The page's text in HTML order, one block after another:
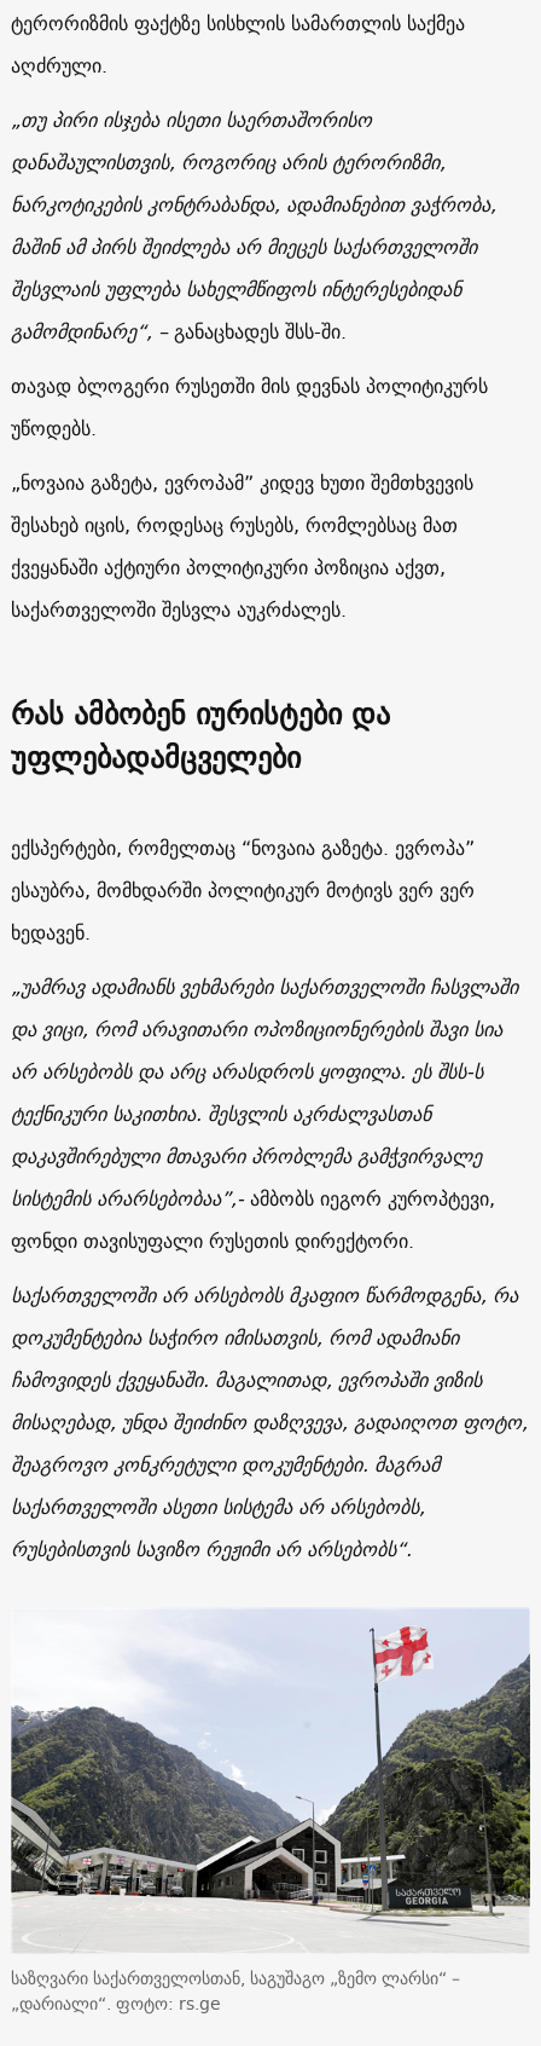
ტერორიზმის ფაქტზე სისხლის სამართლის საქმეა
აღძრული.
„თუ პირი ისჯება ისეთი საერთაშორისო
დანაშაულისთვის, როგორიც არის ტერორიზმი,
ნარკოტიკების კონტრაბანდა, ადამიანებით ვაჭრობა,
მაშინ ამ პირს შეიძლება არ მიეცეს საქართველოში
შესვლაის უფლება სახელმწიფოს ინტერესებიდან
გამომდინარე“, –განაცხადეს შსს-ში.
თავად ბლოგერი რუსეთში მის დევნას პოლიტიკურს
უწოდებს.
„ნოვაია გაზეტა, ევროპამ” კიდევ ხუთი შემთხვევის
შესახებ იცის, როდესაც რუსებს, რომლებსაც მათ
ქვეყანაში აქტიური პოლიტიკური პოზიცია აქვთ,
საქართველოში შესვლა აუკრძალეს.
რას ამბობენ იურისტები და
უფლებადამცველები
ექსპერტები, რომელთაც “ნოვაია გაზეტა. ევროპა”
ესაუბრა, მომხდარში პოლიტიკურ მოტივს ვერ ვერ
ხედავენ.
„უამრავ ადამიანს ვეხმარები საქართველოში ჩასვლაში
და ვიცი, რომ არავითარი ოპოზიციონერების შავი სია
არ არსებობს და არც არასდროს ყოფილა. ეს შსს-ს
ტექნიკური საკითხია. შესვლის აკრძალვასთან
დაკავშირებული მთავარი პრობლემა გამჭვირვალე
სისტემის არარსებობაა”,-ამბობს იეგორ კუროპტევი,
ფონდი თავისუფალი რუსეთის დირექტორი.
საქართველოში არ არსებობს მკაფიო წარმოდგენა, რა
დოკუმენტებია საჭირო იმისათვის, რომ ადამიანი
ჩამოვიდეს ქვეყანაში. მაგალითად, ევროპაში ვიზის
მისაღებად, უნდა შეიძინო დაზღვევა, გადაიღოთ ფოტო,
შეაგროვო კონკრეტული დოკუმენტები. მაგრამ
საქართველოში ასეთი სისტემა არ არსებობს,
რუსებისთვის სავიზო რეჟიმი არ არსებობს“.
საზღვარი საქართველოსთან, საგუშაგო „ზემო ლარსი“ –
„დარიალი“. ფოტო: rs.ge